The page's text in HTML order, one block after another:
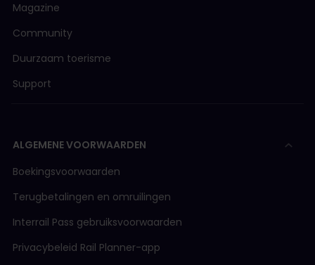
Magazine
Community
Duurzaam toerisme
Support
ALGEMENE VOORWAARDEN
Boekingsvoorwaarden
Terugbetalingen en omruilingen
Interrail Pass gebruiksvoorwaarden
Privacybeleid Rail Planner-app